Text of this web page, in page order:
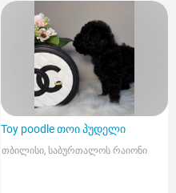
Toy poodle თოი პუდელი
თბილისი, საბურთალოს რაიონი